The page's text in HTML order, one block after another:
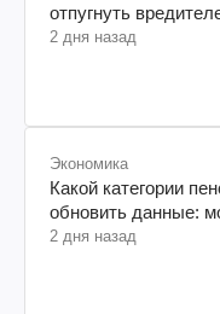
отпугнуть
2 дня назад
Экономика
Какой категории
обновить данные:
2 дня назад